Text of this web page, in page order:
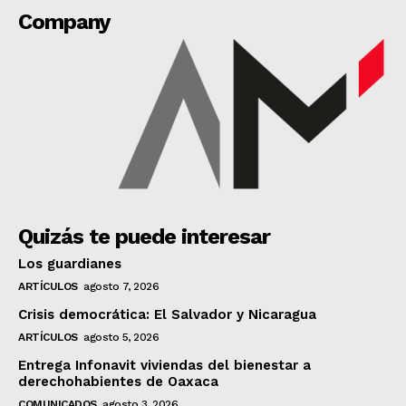
Company
Quizás te puede interesar
Los guardianes
ARTÍCULOS agosto 7, 2026
Crisis democrática: El Salvador y Nicaragua
ARTÍCULOS agosto 5, 2026
Entrega Infonavit viviendas del bienestar a
derechohabientes de Oaxaca